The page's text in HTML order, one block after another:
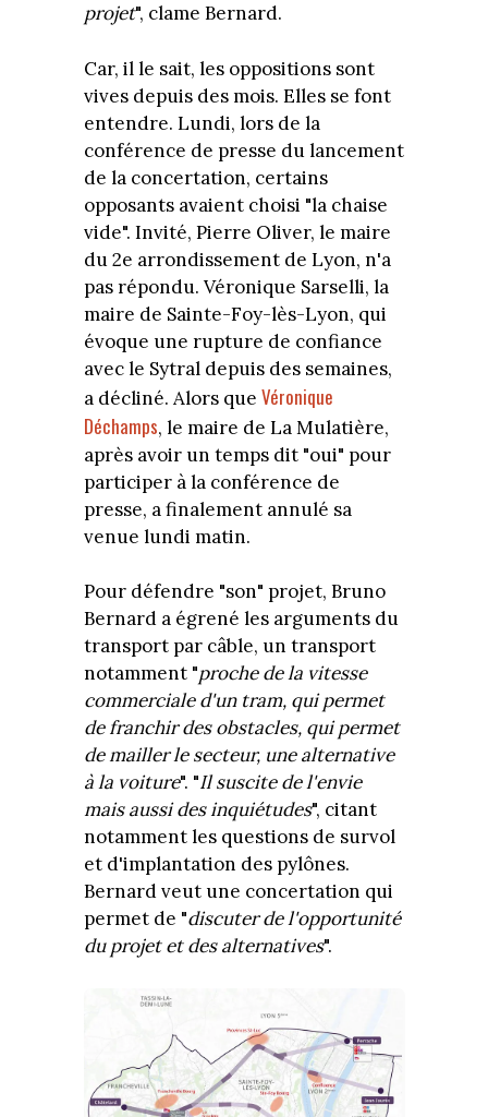
projet", clame Bernard.
Car, il le sait, les oppositions sont
vives depuis des mois. Elles se font
entendre. Lundi, lors de la
conférence de presse du lancement
de la concertation, certains
opposants avaient choisi "la chaise
vide". Invité, Pierre Oliver, le maire
du 2e arrondissement de Lyon, n'a
pas répondu. Véronique Sarselli, la
maire de Sainte-Foy-lès-Lyon, qui
évoque une rupture de confiance
avec le Sytral depuis des semaines,
a décliné. Alors que Véronique
Déchamps, le maire de La Mulatière,
après avoir un temps dit "oui" pour
participer à la conférence de
presse, a finalement annulé sa
venue lundi matin.
Pour défendre "son" projet, Bruno
Bernard a égrené les arguments du
transport par câble, un transport
notamment "proche de la vitesse
commerciale d'un tram, qui permet
de franchir des obstacles, qui permet
de mailler le secteur, une alternative
à la voiture". "Il suscite de l'envie
mais aussi des inquiétudes", citant
notamment les questions de survol
et d'implantation des pylônes.
Bernard veut une concertation qui
permet de "discuter de l'opportunité
du projet et des alternatives".